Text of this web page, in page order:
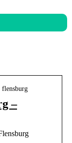
flensburg
–